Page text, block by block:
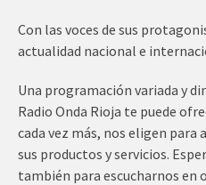
Con las voces de sus
actualidad nacional e
Una programación variada y
Radio Onda Rioja te puede
cada vez más, nos eligen para
sus productos y servicios.
también para escucharnos en